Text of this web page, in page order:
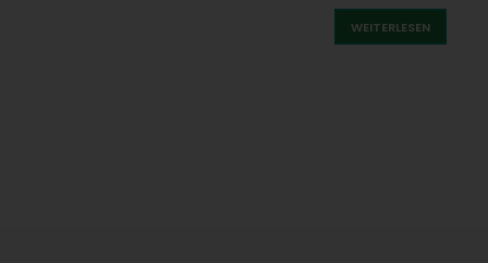
WEITERLESEN